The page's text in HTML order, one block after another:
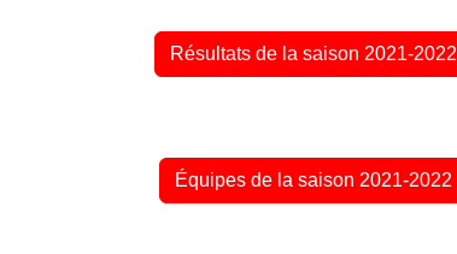
Résultats de la saison 2021-2022
Équipes de la saison 2021-2022